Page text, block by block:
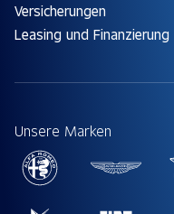
Versicherungen
Leasing und Finanzierung
Unsere Marken